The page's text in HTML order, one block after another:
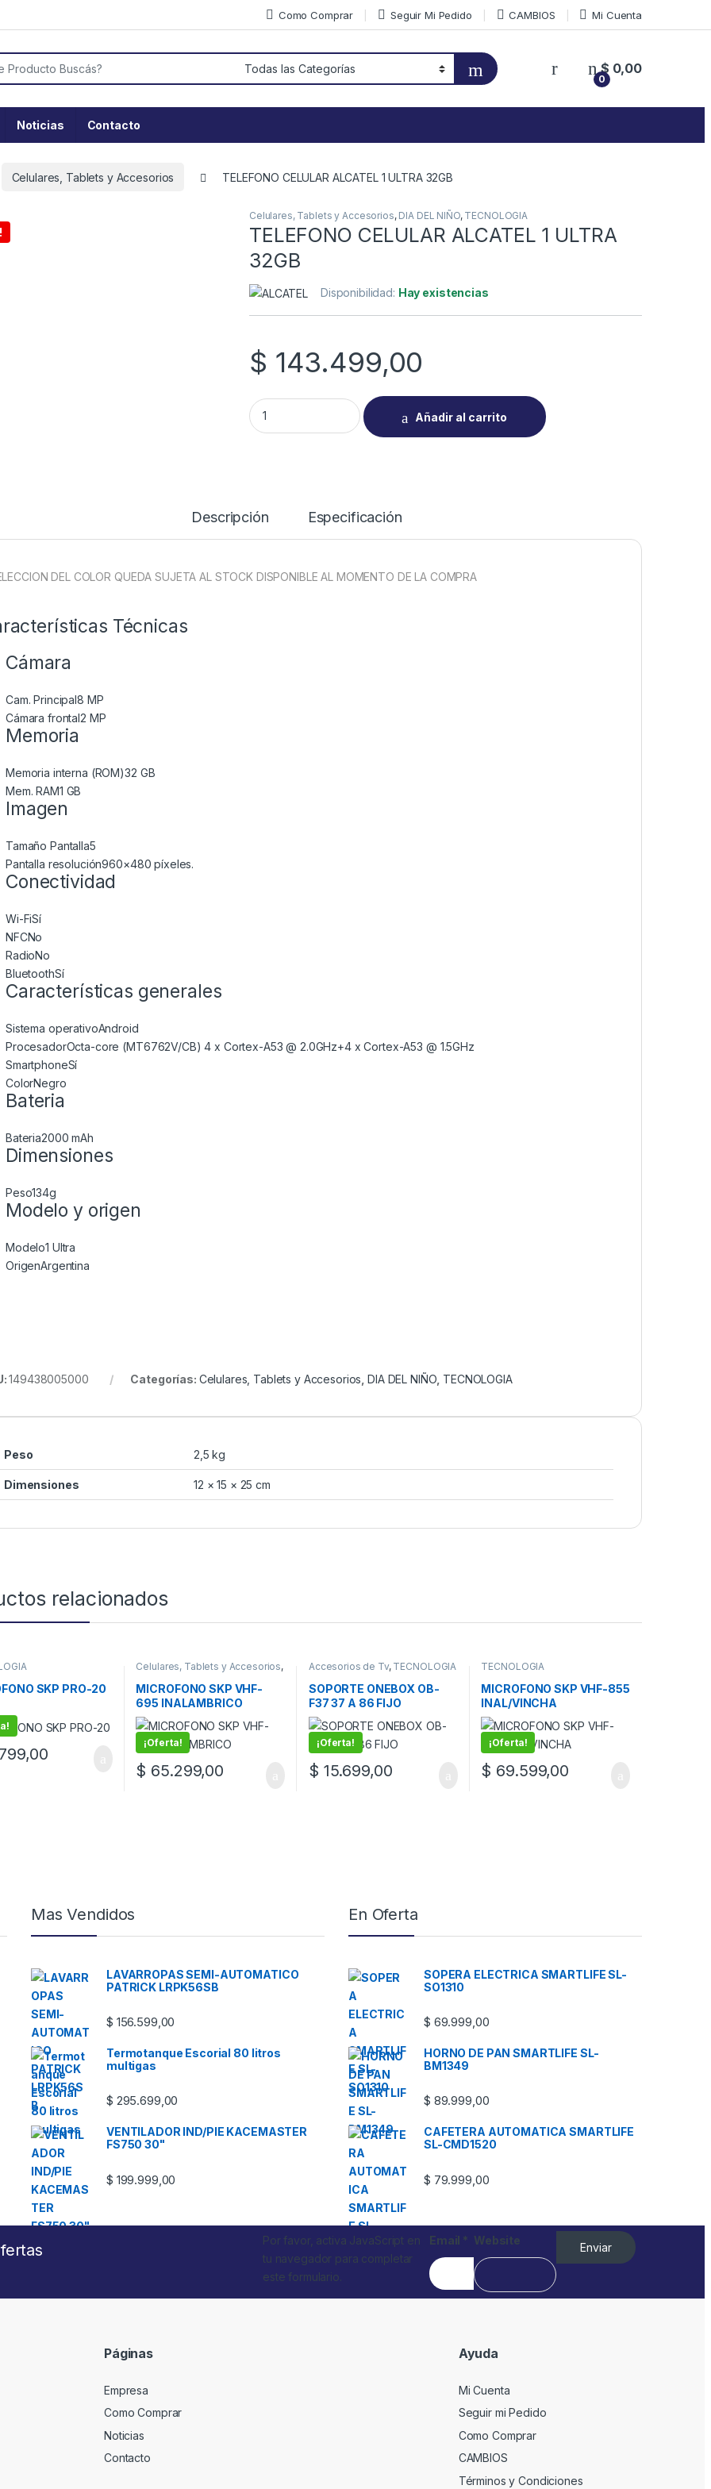
Como Comprar Seguir Mi Pedido CAMBIOS Mi Cuenta
0
$ 0,00
Noticias Contacto
Celulares, Tablets y Accesorios TELEFONO CELULAR ALCATEL 1 ULTRA 32GB
Celulares, Tablets y Accesorios, DIA DEL NIÑO, TECNOLOGIA
TELEFONO CELULAR ALCATEL 1 ULTRA
32GB
Disponibilidad: Hay existencias
$ 143.499,00
TELEFONO CELULAR ALCATEL 1 ULTRA 32GB quantity
Añadir al carrito
Descripción Especificación
DEL COLOR QUEDA SUJETA AL STOCK DISPONIBLE AL MOMENTO DE LA COMPRA
Técnicas
Cámara
Cam. Principal8 MP
Cámara frontal2 MP
Memoria
Memoria interna (ROM)32 GB
Mem. RAM1 GB
Imagen
Tamaño Pantalla5
Pantalla resolución960×480 píxeles.
Conectividad
Wi-FiSí
NFCNo
RadioNo
BluetoothSí
Características generales
Sistema operativoAndroid
ProcesadorOcta-core (MT6762V/CB) 4 x Cortex-A53 @ 2.0GHz+4 x Cortex-A53 @ 1.5GHz
SmartphoneSí
ColorNegro
Bateria
Bateria2000 mAh
Dimensiones
Peso134g
Modelo y origen
Modelo1 Ultra
OrigenArgentina
149438005000 Categorías: Celulares, Tablets y Accesorios,DIA DEL NIÑO, TECNOLOGIA
Peso 2,5 kg
Dimensiones 12 × 15 × 25 cm
relacionados
SKP PRO-20
Celulares, Tablets y Accesorios,
MICROFONO SKP VHF-
695 INALAMBRICO
¡Oferta!
$ 65.299,00
Accesorios de Tv, TECNOLOGIA
SOPORTE ONEBOX OB-
F37 37 A 86 FIJO
¡Oferta!
$ 15.699,00
TECNOLOGIA
MICROFONO SKP VHF-855
INAL/VINCHA
¡Oferta!
$ 69.599,00
Mas Vendidos
LAVARROPAS SEMI-AUTOMATICO
PATRICK LRPK56SB
$ 156.599,00
Termotanque Escorial 80 litros
multigas
$ 295.699,00
VENTILADOR IND/PIE KACEMASTER
FS750 30"
$ 199.999,00
En Oferta
SOPERA ELECTRICA SMARTLIFE SL-
SO1310
$ 69.999,00
HORNO DE PAN SMARTLIFE SL-
BM1349
$ 89.999,00
CAFETERA AUTOMATICA SMARTLIFE
SL-CMD1520
$ 79.999,00
Por favor, activa JavaScript en
tu navegador para completar
este formulario.
Email * Website
Enviar
Páginas
Empresa
Como Comprar
Noticias
Contacto
Ayuda
Mi Cuenta
Seguir mi Pedido
Como Comprar
CAMBIOS
Términos y Condiciones